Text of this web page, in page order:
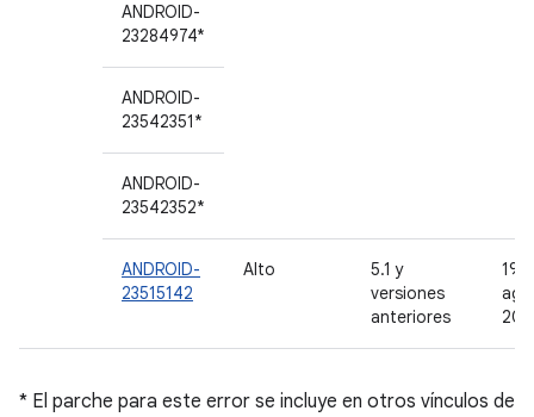
ANDROID-
23284974*
ANDROID-
23542351*
ANDROID-
23542352*
ANDROID-
23515142
Alto
5.1 y
versiones
anteriores
19
* El parche para este error se incluye en otros vínculos de